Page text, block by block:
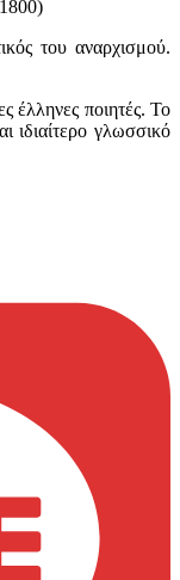
του αναρχισμού.
έλληνες ποιητές. Το
ιδιαίτερο γλωσσικό